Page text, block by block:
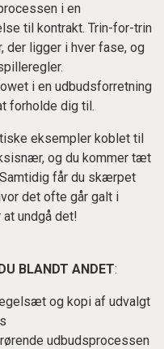
i en
til kontrakt. Trin-for-trin
der ligger i hver fase, og
i en udbudsforretning
forholde dig til.
eksempler koblet til
og du kommer tæt
får du skærpet
det ofte går galt i
undgå det!
BLANDT ANDET:
og kopi af udvalgt
udbudsprocessen